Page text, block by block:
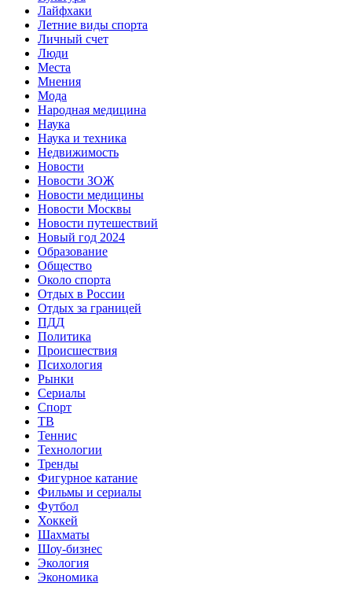
Лайфхаки
Летние виды спорта
Личный счет
Люди
Места
Мнения
Мода
Народная медицина
Наука
Наука и техника
Недвижимость
Новости
Новости ЗОЖ
Новости медицины
Новости Москвы
Новости путешествий
Новый год 2024
Образование
Общество
Около спорта
Отдых в России
Отдых за границей
ПДД
Политика
Происшествия
Психология
Рынки
Сериалы
Спорт
ТВ
Теннис
Технологии
Тренды
Фигурное катание
Фильмы и сериалы
Футбол
Хоккей
Шахматы
Шоу-бизнес
Экология
Экономика